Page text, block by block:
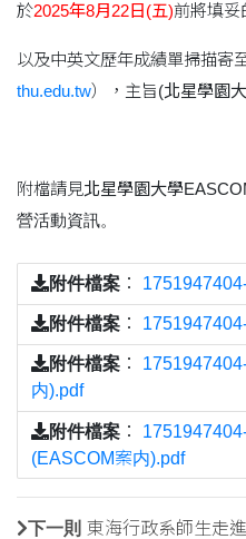
於2025年8月22日(五)前將填妥
以及中英文歷年成績單掃描寄
thu.edu.tw），主旨(北星學園
附檔請見北星學園大學
營活動資訊。
附件檔案 ：
附件檔案 ：
附件檔案 ：
内).pdf
附件檔案 ：
(EASCOM案内).pdf
下一則 東海行政系師生走